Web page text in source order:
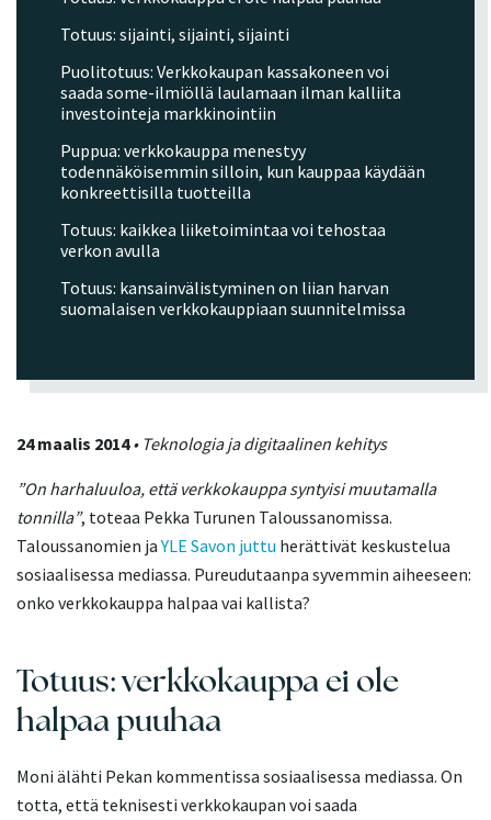
24 maalis 2014 • Teknologia ja digitaalinen kehitys
”On harhaluuloa, että verkkokauppa syntyisi muutamalla
tonnilla”, toteaa Pekka Turunen Taloussanomissa.
Taloussanomien jaYLE Savon juttu herättivät keskustelua
sosiaalisessa mediassa. Pureudutaanpa syvemmin aiheeseen:
onko verkkokauppa halpaa vai kallista?
Totuus: verkkokauppa ei ole
halpaa puuhaa
Moni älähti Pekan kommentissa sosiaalisessa mediassa. On
totta, että teknisesti verkkokaupan voi saada
Totuus: sijainti, sijainti, sijainti
Puolitotuus: Verkkokaupan kassakoneen voi
saada some-ilmiöllä laulamaan ilman kalliita
investointeja markkinointiin
Puppua: verkkokauppa menestyy
todennäköisemmin silloin, kun kauppaa käydään
konkreettisilla tuotteilla
Totuus: kaikkea liiketoimintaa voi tehostaa
verkon avulla
Totuus: kansainvälistyminen on liian harvan
suomalaisen verkkokauppiaan suunnitelmissa